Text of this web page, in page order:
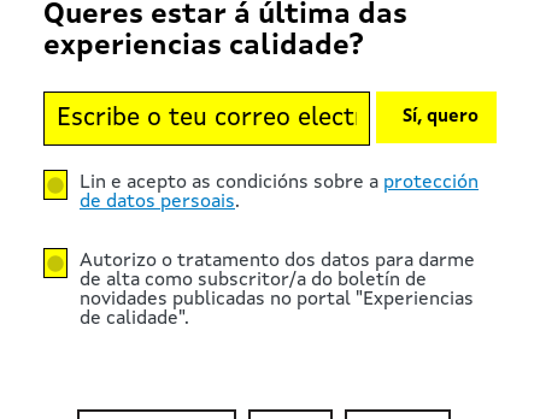
Queres estar á última das
experiencias calidade?
Lin e acepto as condicións sobre a protección
de datos persoais.
Autorizo o tratamento dos datos para darme
de alta como subscritor/a do boletín de
novidades publicadas no portal "Experiencias
de calidade".
Sí, quero